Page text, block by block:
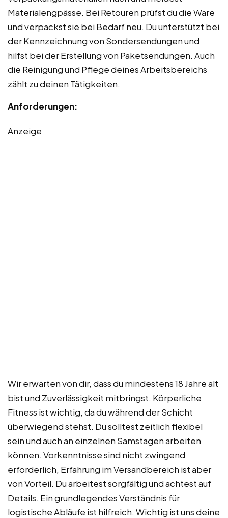
Materialengpässe. Bei Retouren prüfst du die Ware
und verpackst sie bei Bedarf neu. Du unterstützt bei
der Kennzeichnung von Sondersendungen und
hilfst bei der Erstellung von Paketsendungen. Auch
die Reinigung und Pflege deines Arbeitsbereichs
zählt zu deinen Tätigkeiten.
Anforderungen:
Anzeige
Wir erwarten von dir, dass du mindestens 18 Jahre alt
bist und Zuverlässigkeit mitbringst. Körperliche
Fitness ist wichtig, da du während der Schicht
überwiegend stehst. Du solltest zeitlich flexibel
sein und auch an einzelnen Samstagen arbeiten
können. Vorkenntnisse sind nicht zwingend
erforderlich, Erfahrung im Versandbereich ist aber
von Vorteil. Du arbeitest sorgfältig und achtest auf
Details. Ein grundlegendes Verständnis für
logistische Abläufe ist hilfreich. Wichtig ist uns deine